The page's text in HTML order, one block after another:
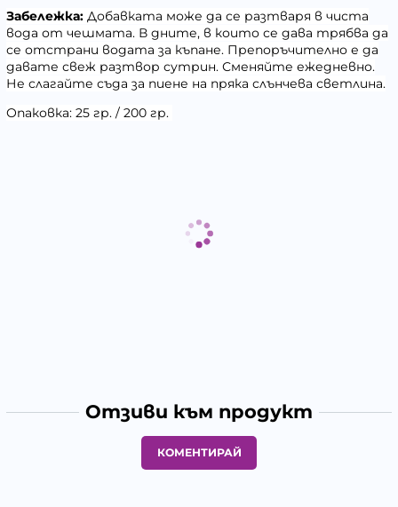
Забележка: Добавката може да се разтваря в чиста
вода от чешмата. В дните, в които се дава трябва да
се отстрани водата за къпане. Препоръчително е да
давате свеж разтвор сутрин. Сменяйте ежедневно.
Не слагайте съда за пиене на пряка слънчева светлина.
Опаковка: 25 гр. / 200 гр.
Отзиви към продукт
КОМЕНТИРАЙ